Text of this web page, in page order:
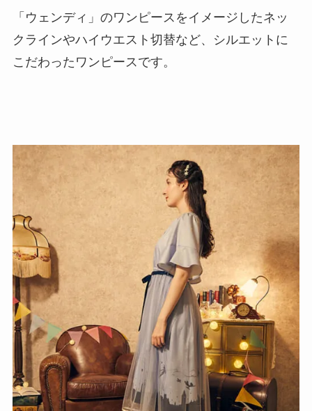
「ウェンディ」のワンピースをイメージしたネッ
クラインやハイウエスト切替など、シルエットに
こだわったワンピースです。